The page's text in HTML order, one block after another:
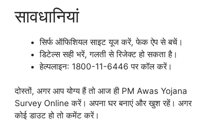
सावधानियां
सिर्फ ऑफिशियल साइट यूज करें, फेक ऐप से बचें।
डिटेल्स सही भरें, गलती से रिजेक्ट हो सकता है।
हेल्पलाइन: 1800-11-6446 पर कॉल करें।
दोस्तों, अगर आप योग्य हैं तो आज ही PM Awas Yojana
Survey Online करें। अपना घर बनाएं और खुश रहें। अगर
कोई डाउट हो तो कमेंट करें।